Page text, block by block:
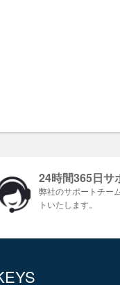
24時間365日サ
弊社のサポートチー
トいたします。